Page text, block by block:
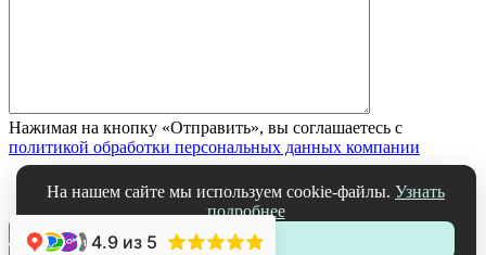
На нашем сайте мы используем cookie-файлы. Узнать
подробнее
Принять
Нажимая на кнопку «Отправить», вы соглашаетесь с
политикой обработки персональных данных компании
+1 4.9 из 5